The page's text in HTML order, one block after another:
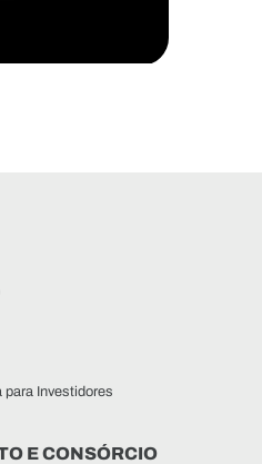
para Investidores
E CONSÓRCIO